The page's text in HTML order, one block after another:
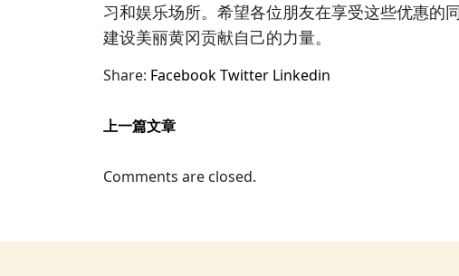
习和娱乐场所。希望各位朋友在享受这些优惠的
建设美丽黄冈贡献自己的力量。
Share: FacebookTwitter Linkedin
上一篇文章
Comments are closed.